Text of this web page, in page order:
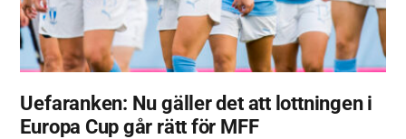
Uefaranken: Nu gäller det att lottningen i
Europa Cup går rätt för MFF